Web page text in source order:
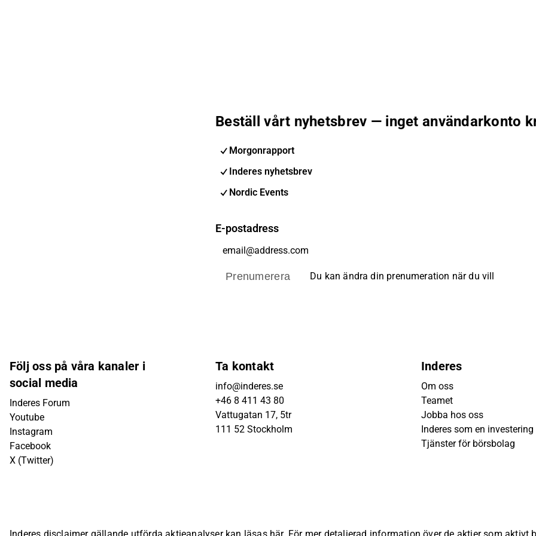
Beställ vårt nyhetsbrev — inget användarkonto
Morgonrapport
Inderes nyhetsbrev
Nordic Events
E-postadress
Prenumerera Du kan ändra din prenumeration när du vill
Följ oss på våra kanaler i
social media
Inderes Forum
Youtube
Instagram
Facebook
X (Twitter)
Ta kontakt
info@inderes.se
+46 8 411 43 80
Vattugatan 17, 5tr
111 52 Stockholm
Inderes
Om oss
Teamet
Jobba hos oss
Inderes som en investering
Tjänster för börsbolag